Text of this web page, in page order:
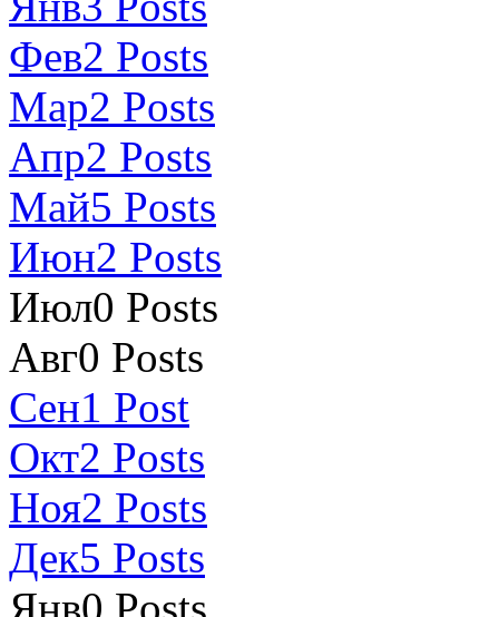
Фев2 Posts
Мар2 Posts
Апр2 Posts
Май5 Posts
Июн2 Posts
Июл0 Posts
Авг0 Posts
Сен1 Post
Окт2 Posts
Ноя2 Posts
Дек5 Posts